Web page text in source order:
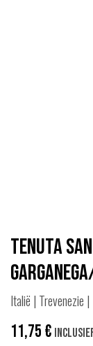
Tenuta
Italië | Trevenezie |
11,75€